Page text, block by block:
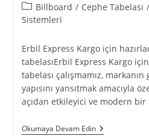
Billboard / Cephe Tabelası /
Sistemleri
Erbil Express Kargo için
tabelasıErbil Express Kargo için
tabelası çalışmamız,
yapısını yansıtmak amacıyla
açıdan etkileyici ve modern bir
Okumaya Devam Edin